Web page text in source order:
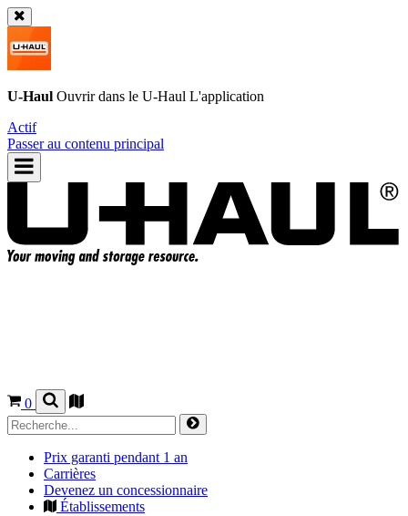
U-Haul Ouvrir dans le U-Haul L'application
Actif
Passer au contenu principal
0
Prix garanti pendant 1 an
Carrières
Devenez un concessionnaire
Établissements